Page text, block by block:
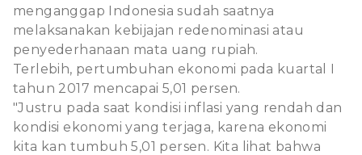
menganggap Indonesia sudah saatnya
melaksanakan kebijajan redenominasi atau
penyederhanaan mata uang rupiah.
Terlebih, pertumbuhan ekonomi pada kuartal I
tahun 2017 mencapai 5,01 persen.
"Justru pada saat kondisi inflasi yang rendah dan
kondisi ekonomi yang terjaga, karena ekonomi
kita kan tumbuh 5,01 persen. Kita lihat bahwa